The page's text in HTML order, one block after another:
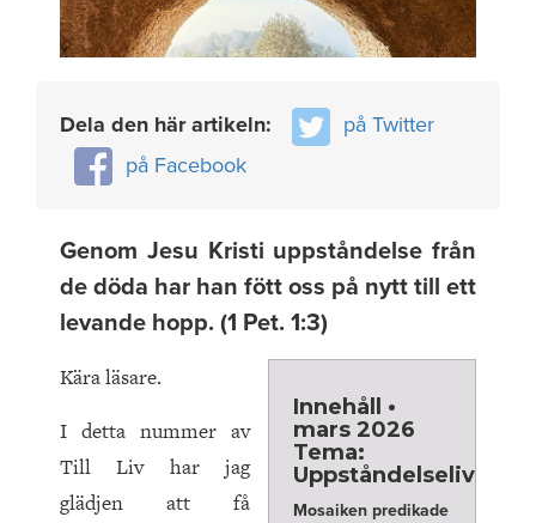
Dela den här artikeln:
på Twitter
på Facebook
Genom Jesu Kristi uppståndelse från
de döda har han fött oss på nytt till ett
levande hopp. (1 Pet. 1:3)
Innehåll •
mars 2026
Tema:
Uppståndelseliv
Mosaiken predikade
Kära läsare.
I detta nummer av
Till Liv har jag
glädjen att få